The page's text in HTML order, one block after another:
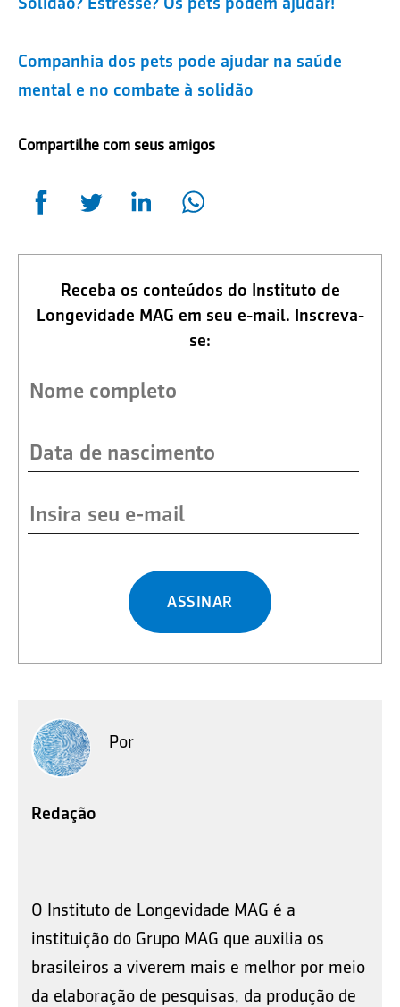
Companhia dos pets pode ajudar na saúde
mental e no combate à solidão
Compartilhe com seus amigos
Receba os conteúdos do Instituto de
Longevidade MAG em seu e-mail. Inscreva-
se:
ASSINAR
Por
Redação
O Instituto de Longevidade MAG é a
instituição do Grupo MAG que auxilia os
brasileiros a viverem mais e melhor por meio
da elaboração de pesquisas, da produção de